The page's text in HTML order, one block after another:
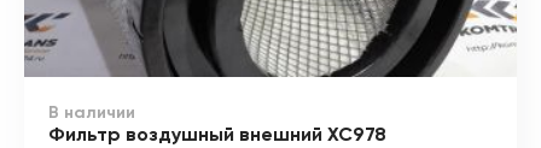
В наличии
Фильтр воздушный внешний XC978